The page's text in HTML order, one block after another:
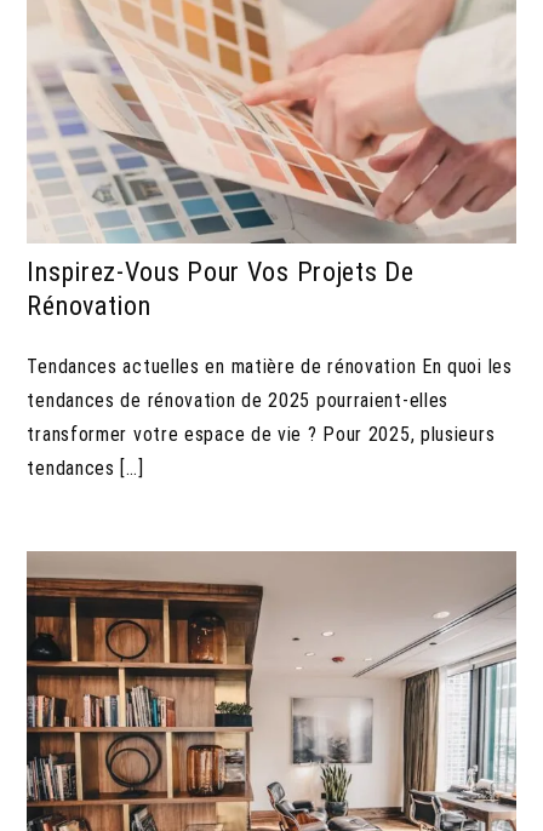
Inspirez-Vous Pour Vos Projets De
Rénovation
Tendances actuelles en matière de rénovation En quoi les
tendances de rénovation de 2025 pourraient-elles
transformer votre espace de vie ? Pour 2025, plusieurs
tendances […]